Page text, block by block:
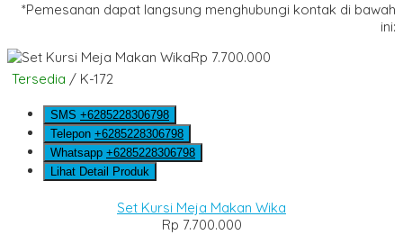
*Pemesanan dapat langsung menghubungi kontak di bawah
ini:
Rp 7.700.000
Tersedia / K-172
SMS +6285228306798
Telepon +6285228306798
Whatsapp +6285228306798
Lihat Detail Produk
Set Kursi Meja Makan Wika
Rp 7.700.000